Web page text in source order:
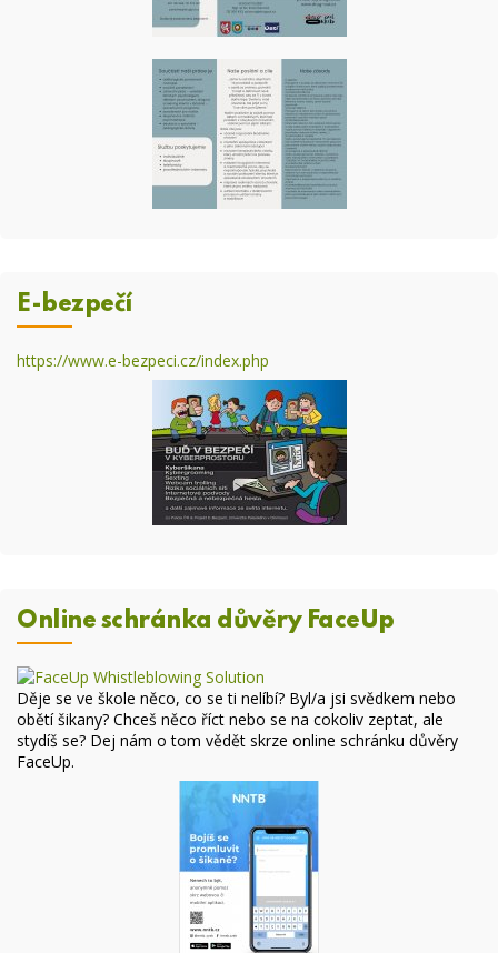
E-bezpečí
https://www.e-bezpeci.cz/index.php
Online schránka důvěry FaceUp
Děje se ve škole něco, co se ti nelíbí? Byl/a jsi svědkem nebo
obětí šikany? Chceš něco říct nebo se na cokoliv zeptat, ale
stydíš se? Dej nám o tom vědět skrze online schránku důvěry
FaceUp.